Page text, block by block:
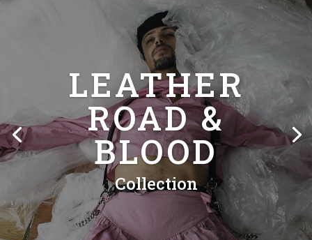
LEATHER
ROAD &
BLOOD
Collection